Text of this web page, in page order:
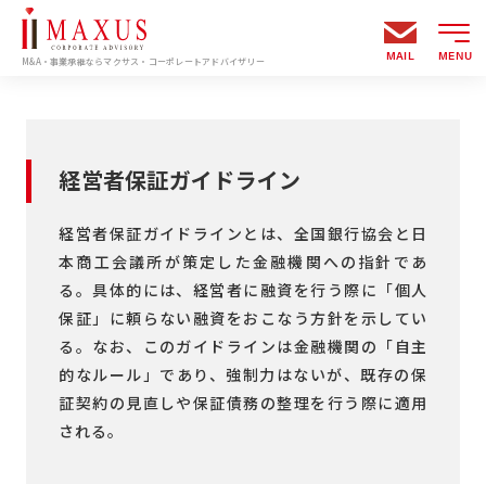
M&A・事業承継ならマクサス・コーポレートアドバイザリー MAIL MENU
経営者保証ガイドライン
経営者保証ガイドラインとは、全国銀行協会と日
本商工会議所が策定した金融機関への指針であ
る。具体的には、経営者に融資を行う際に「個人
保証」に頼らない融資をおこなう方針を示してい
る。なお、このガイドラインは金融機関の「自主
的なルール」であり、強制力はないが、既存の保
証契約の見直しや保証債務の整理を行う際に適用
される。